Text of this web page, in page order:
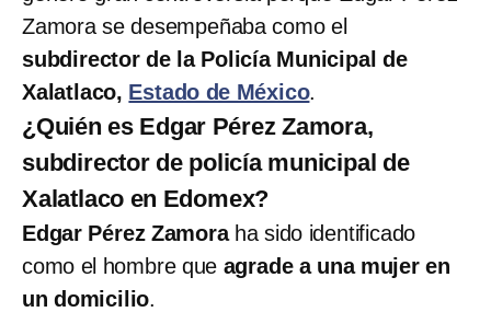
Zamora se desempeñaba como el
subdirector de la Policía Municipal de
Xalatlaco, Estado de México.
¿Quién es Edgar Pérez Zamora,
subdirector de policía municipal de
Xalatlaco en Edomex?
Edgar Pérez Zamoraha sido identificado
como el hombre que agrade a una mujer en
un domicilio.